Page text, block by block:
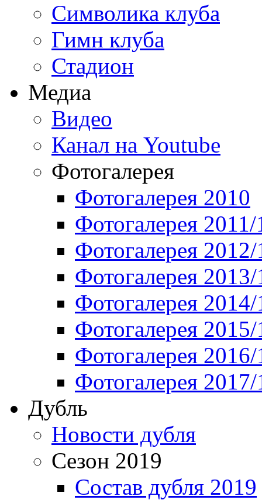
Символика клуба
Гимн клуба
Стадион
Медиа
Видео
Канал на Youtube
Фотогалерея
Фотогалерея 2010
Фотогалерея 2011/
Фотогалерея
Фотогалерея
Фотогалерея
Фотогалерея
Фотогалерея
Фотогалерея
Дубль
Новости дубля
Сезон 2019
Состав дубля 2019